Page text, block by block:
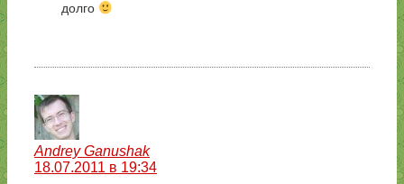
долго
Andrey Ganushak
18.07.2011 в 19:34